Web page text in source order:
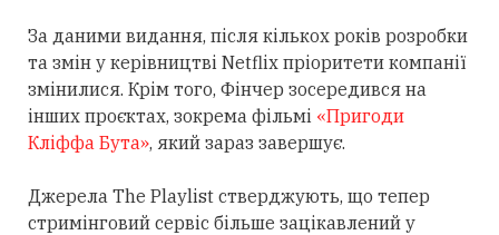
За даними видання, після кількох років розробки
та змін у керівництві Netflix пріоритети компанії
змінилися. Крім того, Фінчер зосередився на
інших проєктах, зокрема фільмі «Пригоди
Кліффа Бута», який зараз завершує.
Джерела The Playlist стверджують, що тепер
стримінговий сервіс більше зацікавлений у